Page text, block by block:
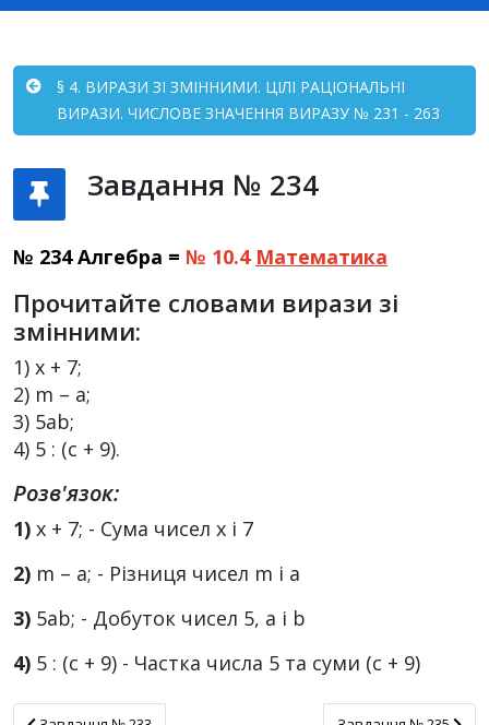
§ 4. ВИРАЗИ ЗІ ЗМІННИМИ. ЦІЛІ РАЦІОНАЛЬНІ
ВИРАЗИ. ЧИСЛОВЕ ЗНАЧЕННЯ ВИРАЗУ № 231 - 263
Завдання № 234
№ 234 Алгебра = № 10.4 Математика
Прочитайте словами вирази зі
змінними:
1) x + 7;
2) m – а;
3) 5ab;
4) 5 : (с + 9).
Розв'язок:
1) x + 7; - Сума чисел х і 7
2) m – а; - Різниця чисел m i a
3) 5ab; - Добуток чисел 5, a i b
4) 5 : (с + 9) - Частка числа 5 та суми (с + 9)